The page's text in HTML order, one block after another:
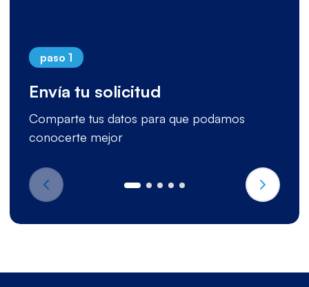
paso 1
Envía tu solicitud
Comparte tus datos para que podamos
conocerte mejor